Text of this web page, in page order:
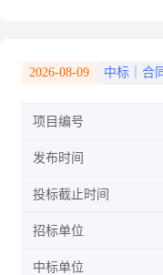
2026-08-09 中标｜合
项目编号
发布时间
投标截止时间
招标单位
中标单位